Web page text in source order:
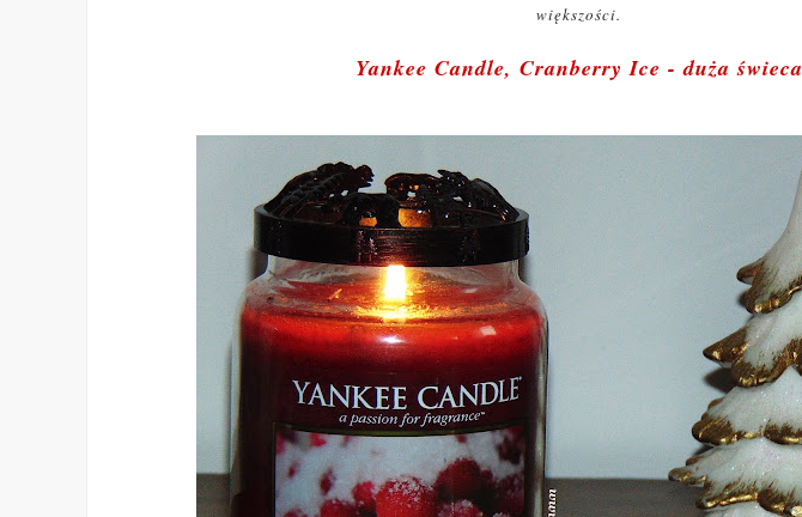
większości.
Yankee Candle, Cranberry Ice - duża świeca